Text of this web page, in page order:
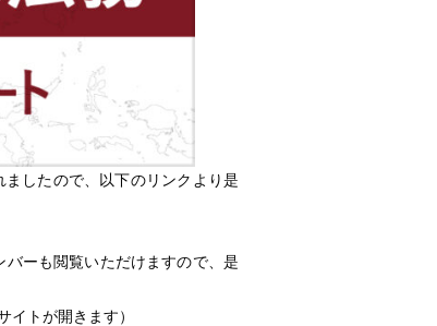
したので、以下のリンクより是
ーも閲覧いただけますので、是
イトが開きます）